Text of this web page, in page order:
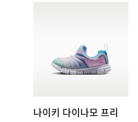
나이키 다이나모 프리